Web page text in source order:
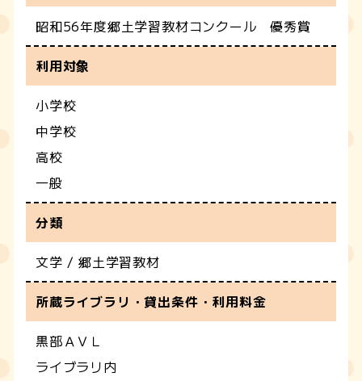
昭和56年度郷土学習教材コンクール 優秀賞
利用対象
小学校
中学校
高校
一般
分類
文学 / 郷土学習教材
所蔵ライブラリ・貸出条件・利用料金
黒部ＡＶＬ
ライブラリ内